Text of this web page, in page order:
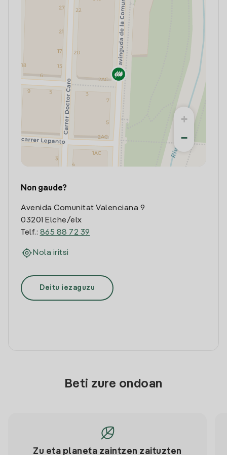
+
−
Non gaude?
Avenida Comunitat Valenciana 9
03201 Elche/elx
Telf.: 865 88 72 39
Nola iritsi
Deitu iezaguzu
Beti zure ondoan
Zu eta planeta zaintzen zaituzten